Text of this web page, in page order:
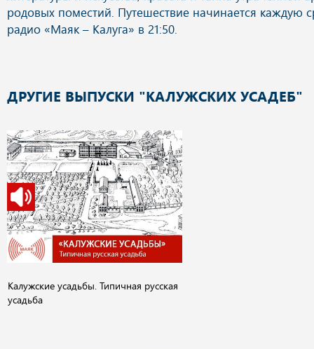
ДРУГИЕ ВЫПУСКИ "КАЛУЖСКИХ УСАДЕБ"
Калужские усадьбы. Типичная русская
усадьба